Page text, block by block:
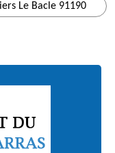
Le Bacle 91190